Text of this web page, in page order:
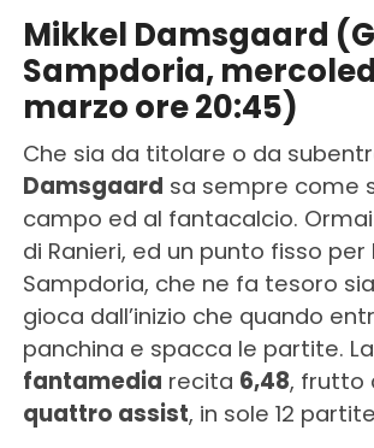
Mikkel Damsgaard
Sampdoria,
marzo ore 20:45)
Che sia da titolare o da
Damsgaard sa sempre come
campo ed al fantacalcio.
di Ranieri, ed un punto fisso per
Sampdoria, che ne fa tesoro
gioca dall’inizio che quando
panchina e spacca le partite. La
fantamedia recita 6,48, frutto
quattro assist, in sole 12